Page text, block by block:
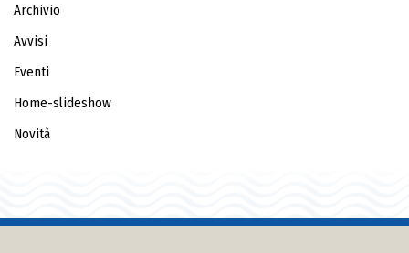
Archivio
Avvisi
Eventi
Home-slideshow
Novità